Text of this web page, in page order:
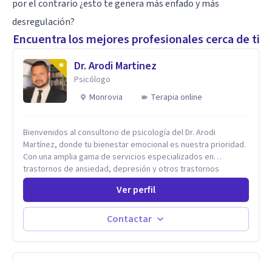
por el contrario ¿esto te genera más enfado y más
desregulación?
Encuentra los mejores profesionales cerca de ti
Dr. Arodi Martinez
Psicólogo
Monrovia
Terapia online
Bienvenidos al consultorio de psicología del Dr. Arodi
Martínez, donde tu bienestar emocional es nuestra prioridad.
Con una amplia gama de servicios especializados en
trastornos de ansiedad, depresión y otros trastornos
emocionales, estamos dedicados a ofrecerte el mejor
tratamiento para mejorar tu salud mental. En nuestro
consultorio, ofrecemos una variedad de terapias y
tratamientos diseñados para satisfacer tus necesidades
específicas: Terapia para Trastornos de Ansiedad y
Ver perfil
Contactar